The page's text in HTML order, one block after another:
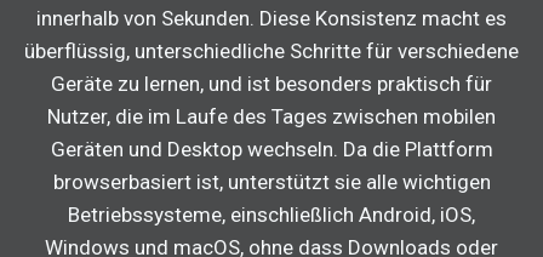
innerhalb von Sekunden. Diese Konsistenz macht es
überflüssig, unterschiedliche Schritte für verschiedene
Geräte zu lernen, und ist besonders praktisch für
Nutzer, die im Laufe des Tages zwischen mobilen
Geräten und Desktop wechseln. Da die Plattform
browserbasiert ist, unterstützt sie alle wichtigen
Betriebssysteme, einschließlich Android, iOS,
Windows und macOS, ohne dass Downloads oder